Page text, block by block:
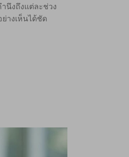
นึงถึงแต่ละช่วง
างเห็นได้ชัด